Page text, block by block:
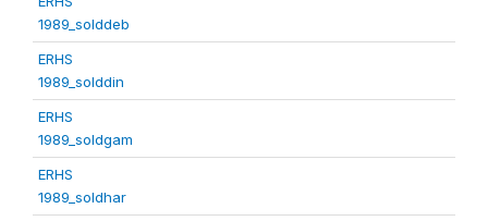
1989_solddeb
ERHS
1989_solddin
ERHS
1989_soldgam
ERHS
1989_soldhar